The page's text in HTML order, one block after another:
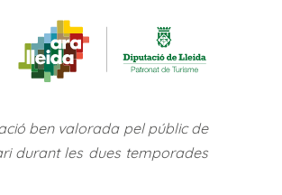
ben valorada pel públic de
durant les dues temporades